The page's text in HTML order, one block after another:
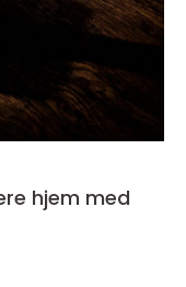
hjem med